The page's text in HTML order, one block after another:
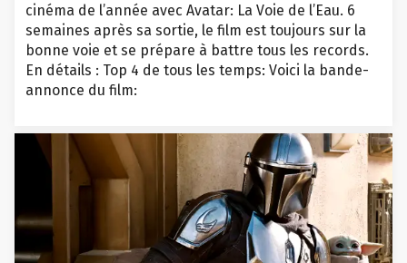
cinéma de l’année avec Avatar: La Voie de l’Eau. 6
semaines après sa sortie, le film est toujours sur la
bonne voie et se prépare à battre tous les records.
En détails : Top 4 de tous les temps: Voici la bande-
annonce du film: